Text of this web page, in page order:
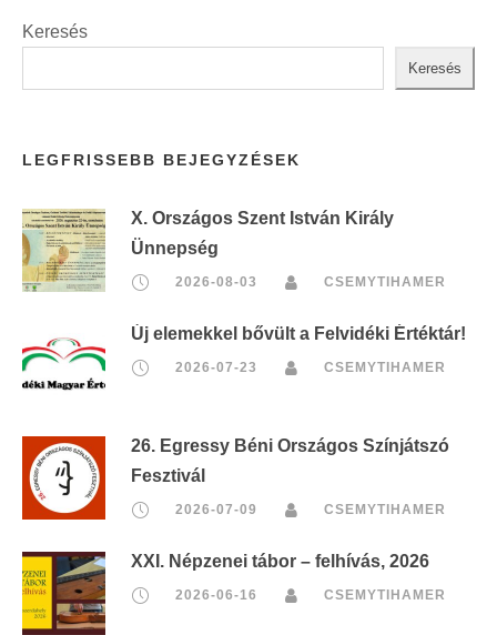
Keresés
Keresés
LEGFRISSEBB BEJEGYZÉSEK
X. Országos Szent István Király
Ünnepség
2026-08-03 CSEMYTIHAMER
Új elemekkel bővült a Felvidéki Értéktár!
2026-07-23 CSEMYTIHAMER
26. Egressy Béni Országos Színjátszó
Fesztivál
2026-07-09 CSEMYTIHAMER
XXI. Népzenei tábor – felhívás, 2026
2026-06-16 CSEMYTIHAMER